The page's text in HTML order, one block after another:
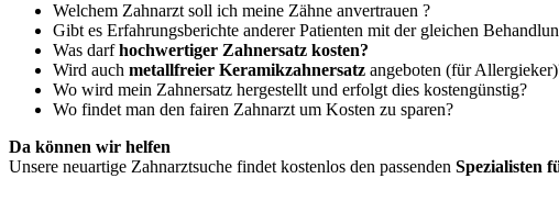
Welchem Zahnarzt soll ich meine Zähne anvertrauen ?
Gibt es Erfahrungsberichte anderer Patienten mit der gleichen
Was darfhochwertiger Zahnersatz kosten?
Wird auch metallfreier Keramikzahnersatz angeboten (für
Wo wird mein Zahnersatz hergestellt und erfolgt dies kostengünstig?
Wo findet man den fairen Zahnarzt um Kosten zu sparen?
Da können wir helfen
Unsere neuartige Zahnarztsuche findet kostenlos den passenden Spezialisten